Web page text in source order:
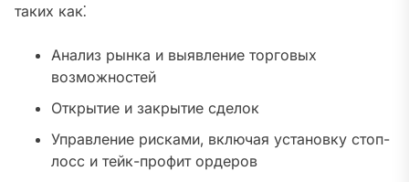
таких как⁚
Анализ рынка и выявление торговых
возможностей
Открытие и закрытие сделок
Управление рисками‚ включая установку стоп-
лосс и тейк-профит ордеров